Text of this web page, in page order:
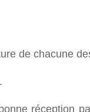
de chacune
réception